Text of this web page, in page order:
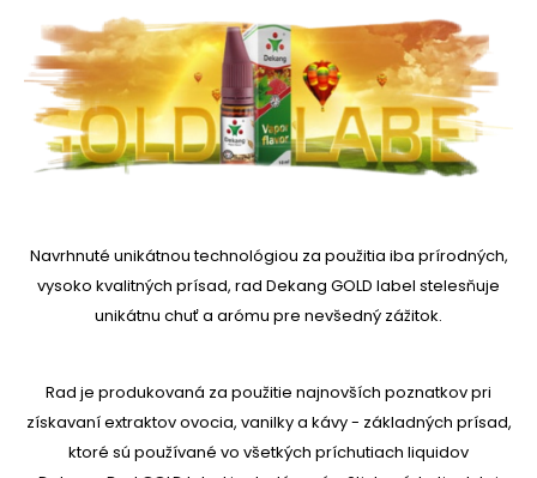
Navrhnuté unikátnou technológiou za použitia iba prírodných,
vysoko kvalitných prísad, rad Dekang GOLD label stelesňuje
unikátnu chuť a arómu pre nevšedný zážitok.
Rad je produkovaná za použitie najnovších poznatkov pri
získavaní extraktov ovocia, vanilky a kávy - základných prísad,
ktoré sú používané vo všetkých príchutiach liquidov